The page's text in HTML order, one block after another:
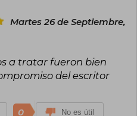
Martes 26 de Septiembre,
a tratar fueron bien
del escritor
0 No es útil